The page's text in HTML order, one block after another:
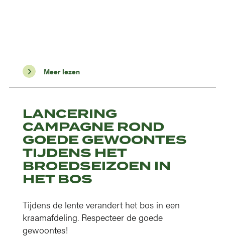
Meer lezen
LANCERING
CAMPAGNE ROND
GOEDE GEWOONTES
TIJDENS HET
BROEDSEIZOEN IN
HET BOS
Tijdens de lente verandert het bos in een
kraamafdeling. Respecteer de goede
gewoontes!